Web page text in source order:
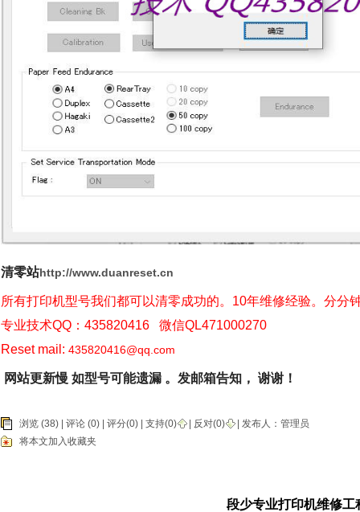
清零站http://www.duanreset.cn
所有打印机型号我们都可以清零成功的。10年维修经验。分分
专业技术QQ：435820416 微信QL471000270
Reset mail: 435820416@qq.com
网站更新慢 如型号可能遗漏 。发邮箱告知， 谢谢！
浏览 (38) | 评论 (0) | 评分(0) | 支持(0) 反对(0) | 发布人： 管理员
将本文加入收藏夹
段少专业打印机维修